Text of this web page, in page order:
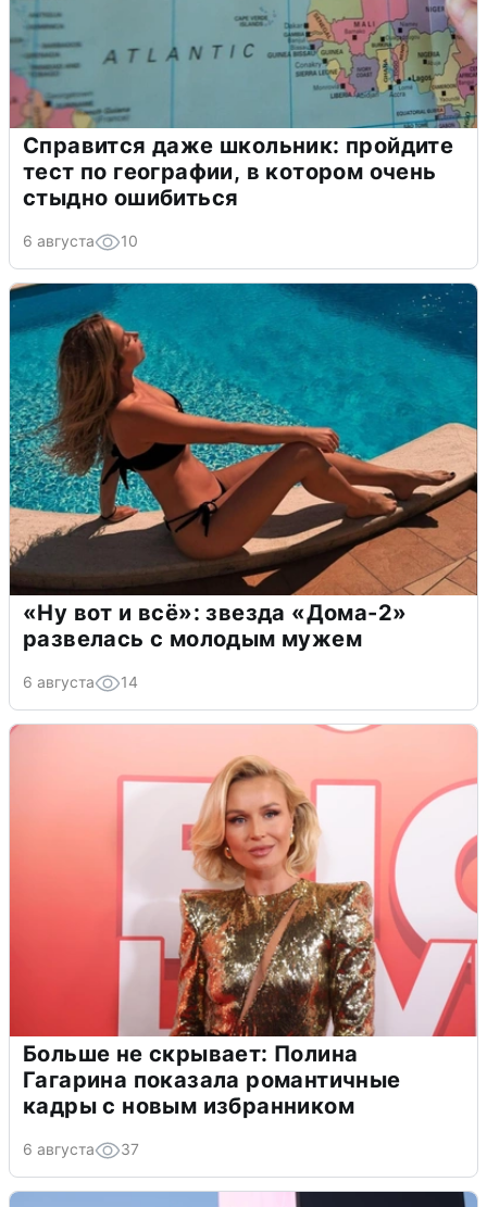
Справится даже школьник: пройдите
тест по географии, в котором очень
стыдно ошибиться
6 августа 10
«Ну вот и всё»: звезда «Дома-2»
развелась с молодым мужем
6 августа 14
Больше не скрывает: Полина
Гагарина показала романтичные
кадры с новым избранником
6 августа 37